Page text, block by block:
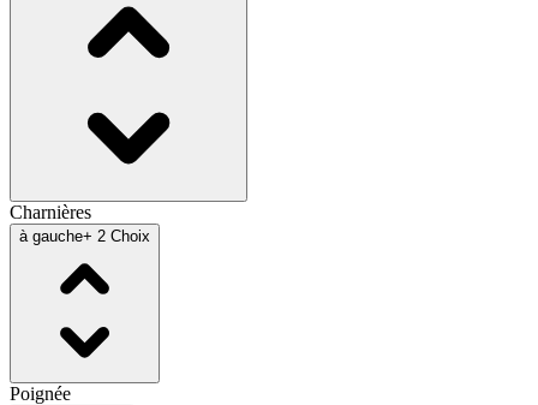
Charnières
à gauche+ 2 Choix
Poignée